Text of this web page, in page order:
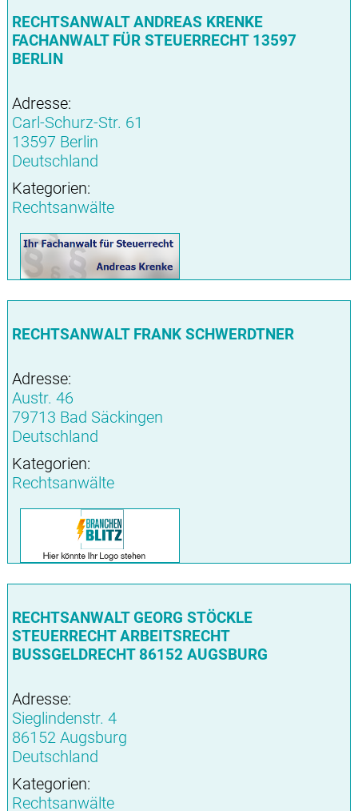
RECHTSANWALT ANDREAS KRENKE
FACHANWALT FÜR STEUERRECHT 13597
BERLIN
Adresse:
Carl-Schurz-Str. 61
13597 Berlin
Deutschland
Kategorien:
Rechtsanwälte
RECHTSANWALT FRANK SCHWERDTNER
Adresse:
Austr. 46
79713 Bad Säckingen
Deutschland
Kategorien:
Rechtsanwälte
RECHTSANWALT GEORG STÖCKLE
STEUERRECHT ARBEITSRECHT
BUSSGELDRECHT 86152 AUGSBURG
Adresse:
Sieglindenstr. 4
86152 Augsburg
Deutschland
Kategorien:
Rechtsanwälte